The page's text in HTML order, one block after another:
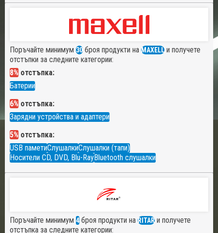
Поръчайте минимум 30 броя продукти на MAXELL и получете
отстъпки за следните категории:
8% отстъпка:
Батерии
6% отстъпка:
Зарядни устройства и адаптери
5% отстъпка:
USB паметиСлушалкиСлушалки (тапи)
Носители CD, DVD, Blu-RayBluetooth слушалки
Поръчайте минимум 4 броя продукти на RITAR и получете
отстъпка за следните категории: